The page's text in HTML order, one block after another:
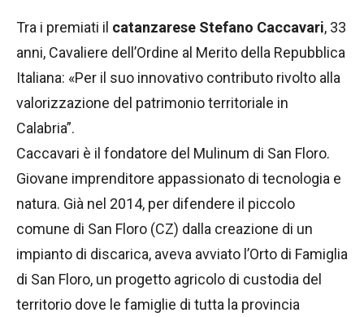
Tra i premiati il catanzarese Stefano Caccavari, 33
anni, Cavaliere dell’Ordine al Merito della Repubblica
Italiana: «Per il suo innovativo contributo rivolto alla
valorizzazione del patrimonio territoriale in
Calabria”.
Caccavari è il fondatore del Mulinum di San Floro.
Giovane imprenditore appassionato di tecnologia e
natura. Già nel 2014, per difendere il piccolo
comune di San Floro (CZ) dalla creazione di un
impianto di discarica, aveva avviato l’Orto di Famiglia
di San Floro, un progetto agricolo di custodia del
territorio dove le famiglie di tutta la provincia